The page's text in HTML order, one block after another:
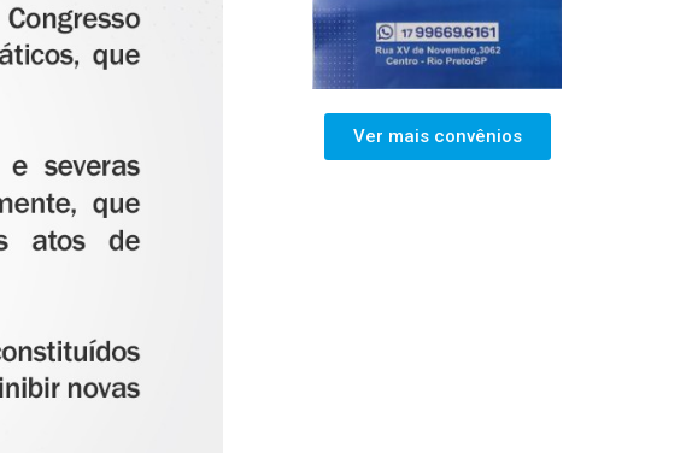
Ver mais convênios